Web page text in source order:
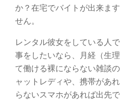
か？在宅でバイトが出来ま
せん。
レンタル彼女をしている人
事をしたいなら、月経（生
て働ける裸にならない雑談
ャットレディや、携帯があ
らないスマホがあれば出先